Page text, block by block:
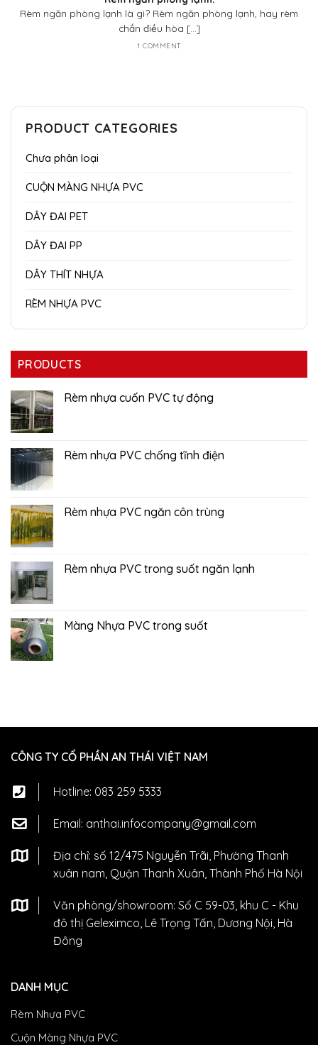
Rèm ngăn phòng lạnh là gì? Rèm ngăn phòng lạnh, hay rèm
chắn điều hòa [...]
1 COMMENT
PRODUCT CATEGORIES
Chưa phân loại
CUỘN MÀNG NHỰA PVC
DÂY ĐAI PET
DÂY ĐAI PP
DÂY THÍT NHỰA
RÈM NHỰA PVC
PRODUCTS
Rèm nhựa cuốn PVC tự động
Rèm nhựa PVC chống tĩnh điện
Rèm nhựa PVC ngăn côn trùng
Rèm nhựa PVC trong suốt ngăn lạnh
Màng Nhựa PVC trong suốt
CÔNG TY CỔ PHẦN AN THÁI VIỆT NAM
Hotline: 083 259 5333
Email: anthai.infocompany@gmail.com
Địa chỉ: số 12/475 Nguyễn Trãi, Phường Thanh
xuân nam, Quận Thanh Xuân, Thành Phố Hà Nội
Văn phòng/showroom: Số C 59-03, khu C - Khu
đô thị Geleximco, Lê Trọng Tấn, Dương Nội, Hà
Đông
DANH MỤC
Rèm Nhựa PVC
Cuộn Màng Nhựa PVC